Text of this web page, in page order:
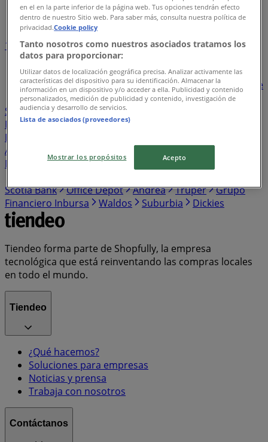
Índice de negocios en Isla Mujeres
1 345
26
Bodega Aurrera
BBVA Bancomer Walmart
Banorte
Santander
Sam's Club
Farmacias Similares
Soriana Híper
Farmacias Guadalajara
Farmacias del Ahorro
HSBC
Estafeta
Azteca
OXXO Casa Ley Woolworth
Mercado
Del Sol Banamex Costco
Scotia Bank
Office Depot Andrea Truper
Grupo
Financiero Inbursa
Waldos Suburbia Dickies
Tiendeo forma parte de Shopfully, la empresa
tecnológica que está reinventando las compras locales
en todo el mundo.
Tiendeo
¿Qué hacemos?
Soluciones para empresas
Noticias y prensa
Trabaja con nosotros
Contáctanos
en el en la parte inferior de la página web. Tus opciones tendrán efecto
dentro de nuestro Sitio web. Para saber más, consulta nuestra política de
privacidad.Cookie policy
Tanto nosotros como nuestros asociados tratamos los
datos para proporcionar:
Utilizar datos de localización geográfica precisa. Analizar activamente las
características del dispositivo para su identificación. Almacenar la
información en un dispositivo y/o acceder a ella. Publicidad y contenido
personalizados, medición de publicidad y contenido, investigación de
audiencia y desarrollo de servicios.
Lista de asociados (proveedores)
Mostrar los propósitos Acepto